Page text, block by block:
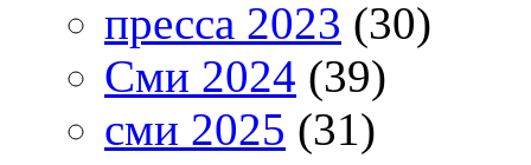
пресса 2023 (30)
Сми 2024 (39)
сми 2025 (31)